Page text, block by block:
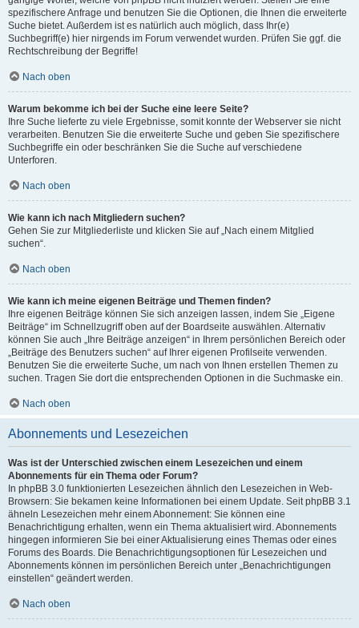
spezifischere Anfrage und benutzen Sie die Optionen, die Ihnen die erweiterte
Suche bietet. Außerdem ist es natürlich auch möglich, dass Ihr(e)
Suchbegriff(e) hier nirgends im Forum verwendet wurden. Prüfen Sie ggf. die
Rechtschreibung der Begriffe!
Nach oben
Warum bekomme ich bei der Suche eine leere Seite?
Ihre Suche lieferte zu viele Ergebnisse, somit konnte der Webserver sie nicht
verarbeiten. Benutzen Sie die erweiterte Suche und geben Sie spezifischere
Suchbegriffe ein oder beschränken Sie die Suche auf verschiedene
Unterforen.
Nach oben
Wie kann ich nach Mitgliedern suchen?
Gehen Sie zur Mitgliederliste und klicken Sie auf „Nach einem Mitglied
suchen“.
Nach oben
Wie kann ich meine eigenen Beiträge und Themen finden?
Ihre eigenen Beiträge können Sie sich anzeigen lassen, indem Sie „Eigene
Beiträge“ im Schnellzugriff oben auf der Boardseite auswählen. Alternativ
können Sie auch „Ihre Beiträge anzeigen“ in Ihrem persönlichen Bereich oder
„Beiträge des Benutzers suchen“ auf Ihrer eigenen Profilseite verwenden.
Benutzen Sie die erweiterte Suche, um nach von Ihnen erstellen Themen zu
suchen. Tragen Sie dort die entsprechenden Optionen in die Suchmaske ein.
Nach oben
Abonnements und Lesezeichen
Was ist der Unterschied zwischen einem Lesezeichen und einem
Abonnements für ein Thema oder Forum?
In phpBB 3.0 funktionierten Lesezeichen ähnlich den Lesezeichen in Web-
Browsern: Sie bekamen keine Informationen bei einem Update. Seit phpBB 3.1
ähneln Lesezeichen mehr einem Abonnement: Sie können eine
Benachrichtigung erhalten, wenn ein Thema aktualisiert wird. Abonnements
hingegen informieren Sie bei einer Aktualisierung eines Themas oder eines
Forums des Boards. Die Benachrichtigungsoptionen für Lesezeichen und
Abonnements können im persönlichen Bereich unter „Benachrichtigungen
einstellen“ geändert werden.
Nach oben